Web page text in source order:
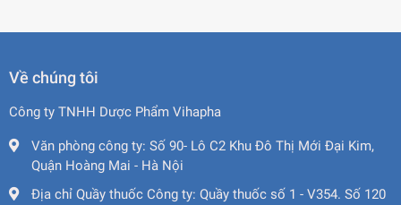
Về chúng tôi
Công ty TNHH Dược Phẩm Vihapha
Văn phòng công ty: Số 90- Lô C2 Khu Đô Thị Mới Đại Kim,
Quận Hoàng Mai - Hà Nội
Địa chỉ Quầy thuốc Công ty: Quầy thuốc số 1 - V354. Số 120